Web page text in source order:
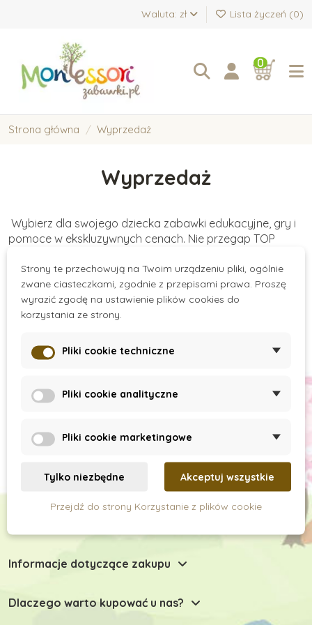
Waluta: zł Lista życzeń (0)
0
Strona główna Wyprzedaż
Wyprzedaż
Wybierz dla swojego dziecka zabawki edukacyjne, gry i
pomoce w ekskluzywnych cenach. Nie przegap TOP
There are no products.
Subskrypcja newslettera
Informacje dotyczące zakupu
Dlaczego warto kupować u nas?
Strony te przechowują na Twoim urządzeniu pliki, ogólnie
zwane ciasteczkami, zgodnie z przepisami prawa. Proszę
wyrazić zgodę na ustawienie plików cookies do
korzystania ze strony.
Pliki cookie techniczne
Pliki cookie analityczne
Pliki cookie marketingowe
Tylko niezbędne Akceptuj wszystkie
Przejdź do strony Korzystanie z plików cookie